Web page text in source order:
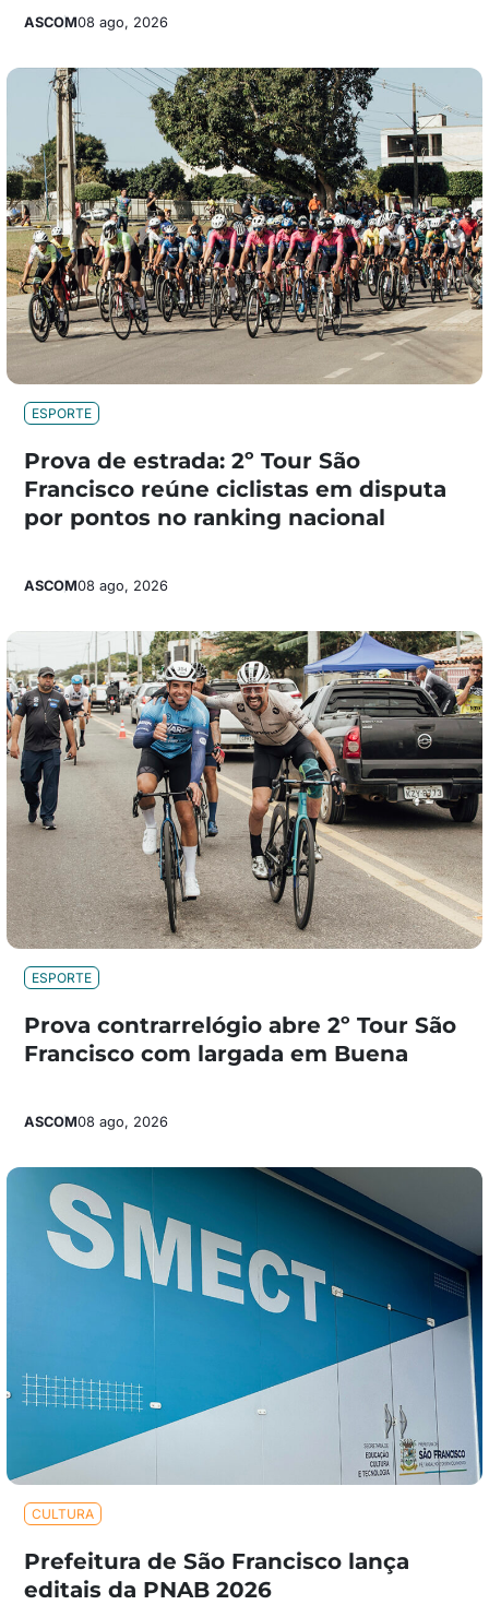
ASCOM08 ago, 2026
ESPORTE
Prova de estrada: 2º Tour São
Francisco reúne ciclistas em disputa
por pontos no ranking nacional
ASCOM08 ago, 2026
ESPORTE
Prova contrarrelógio abre 2º Tour São
Francisco com largada em Buena
ASCOM08 ago, 2026
CULTURA
Prefeitura de São Francisco lança
editais da PNAB 2026